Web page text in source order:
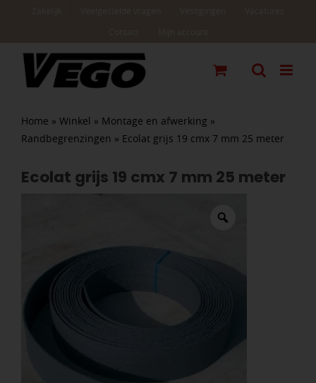
Home » Winkel » Montage en afwerking »
Randbegrenzingen » Ecolat grijs 19 cmx 7 mm 25 meter
Ecolat grijs 19 cmx 7 mm 25 meter